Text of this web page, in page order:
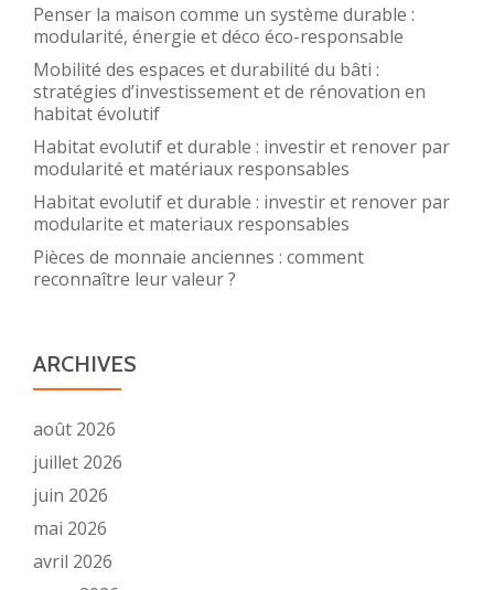
Penser la maison comme un système durable :
modularité, énergie et déco éco-responsable
Mobilité des espaces et durabilité du bâti :
stratégies d’investissement et de rénovation en
habitat évolutif
Habitat evolutif et durable : investir et renover par
modularité et matériaux responsables
Habitat evolutif et durable : investir et renover par
modularite et materiaux responsables
Pièces de monnaie anciennes : comment
reconnaître leur valeur ?
ARCHIVES
août 2026
juillet 2026
juin 2026
mai 2026
avril 2026